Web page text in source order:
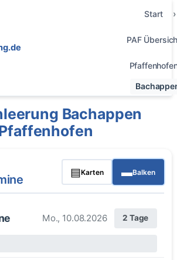
Start
PAF
Bachappen
▤Karten ▬Balken
Mo., 10.08.2026 2 Tage